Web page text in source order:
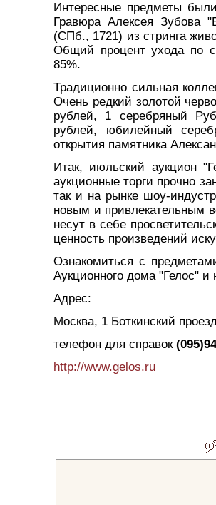
Интересные предметы
Гравюра Алексея Зубова
(СПб., 1721) из стринга
Общий процент ухода по
85%.
Традиционно сильная
Очень редкий золотой
рублей, 1 серебряный
рублей, юбилейный
открытия памятника
Итак, июльский аукцион
аукционные торги прочно
так и на рынке шоу-
новым и привлекательным
несут в себе
ценность произведений
Ознакомиться с
Аукционного дома "Гелос" и
Адрес:
Москва, 1 Боткинский
телефон для справок
http://www.gelos.ru